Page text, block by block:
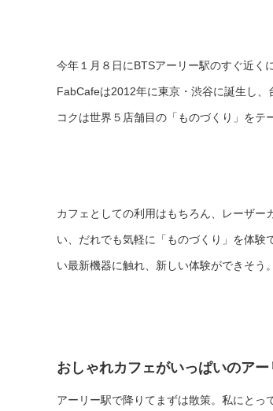
今年１月８日にBTSアーリー駅のすぐ近く
FabCafeは2012年に東京・渋谷に誕生し
コクは世界５店舗目の「ものづくり」をテ
カフェとしての利用はもちろん、レーザ
い、だれでも気軽に「ものづくり」を体
い最新機器に触れ、新しい体験ができそう。
おしゃれカフェがいっぱいのアー
アーリー駅で降りてまずは散策。私にとっ